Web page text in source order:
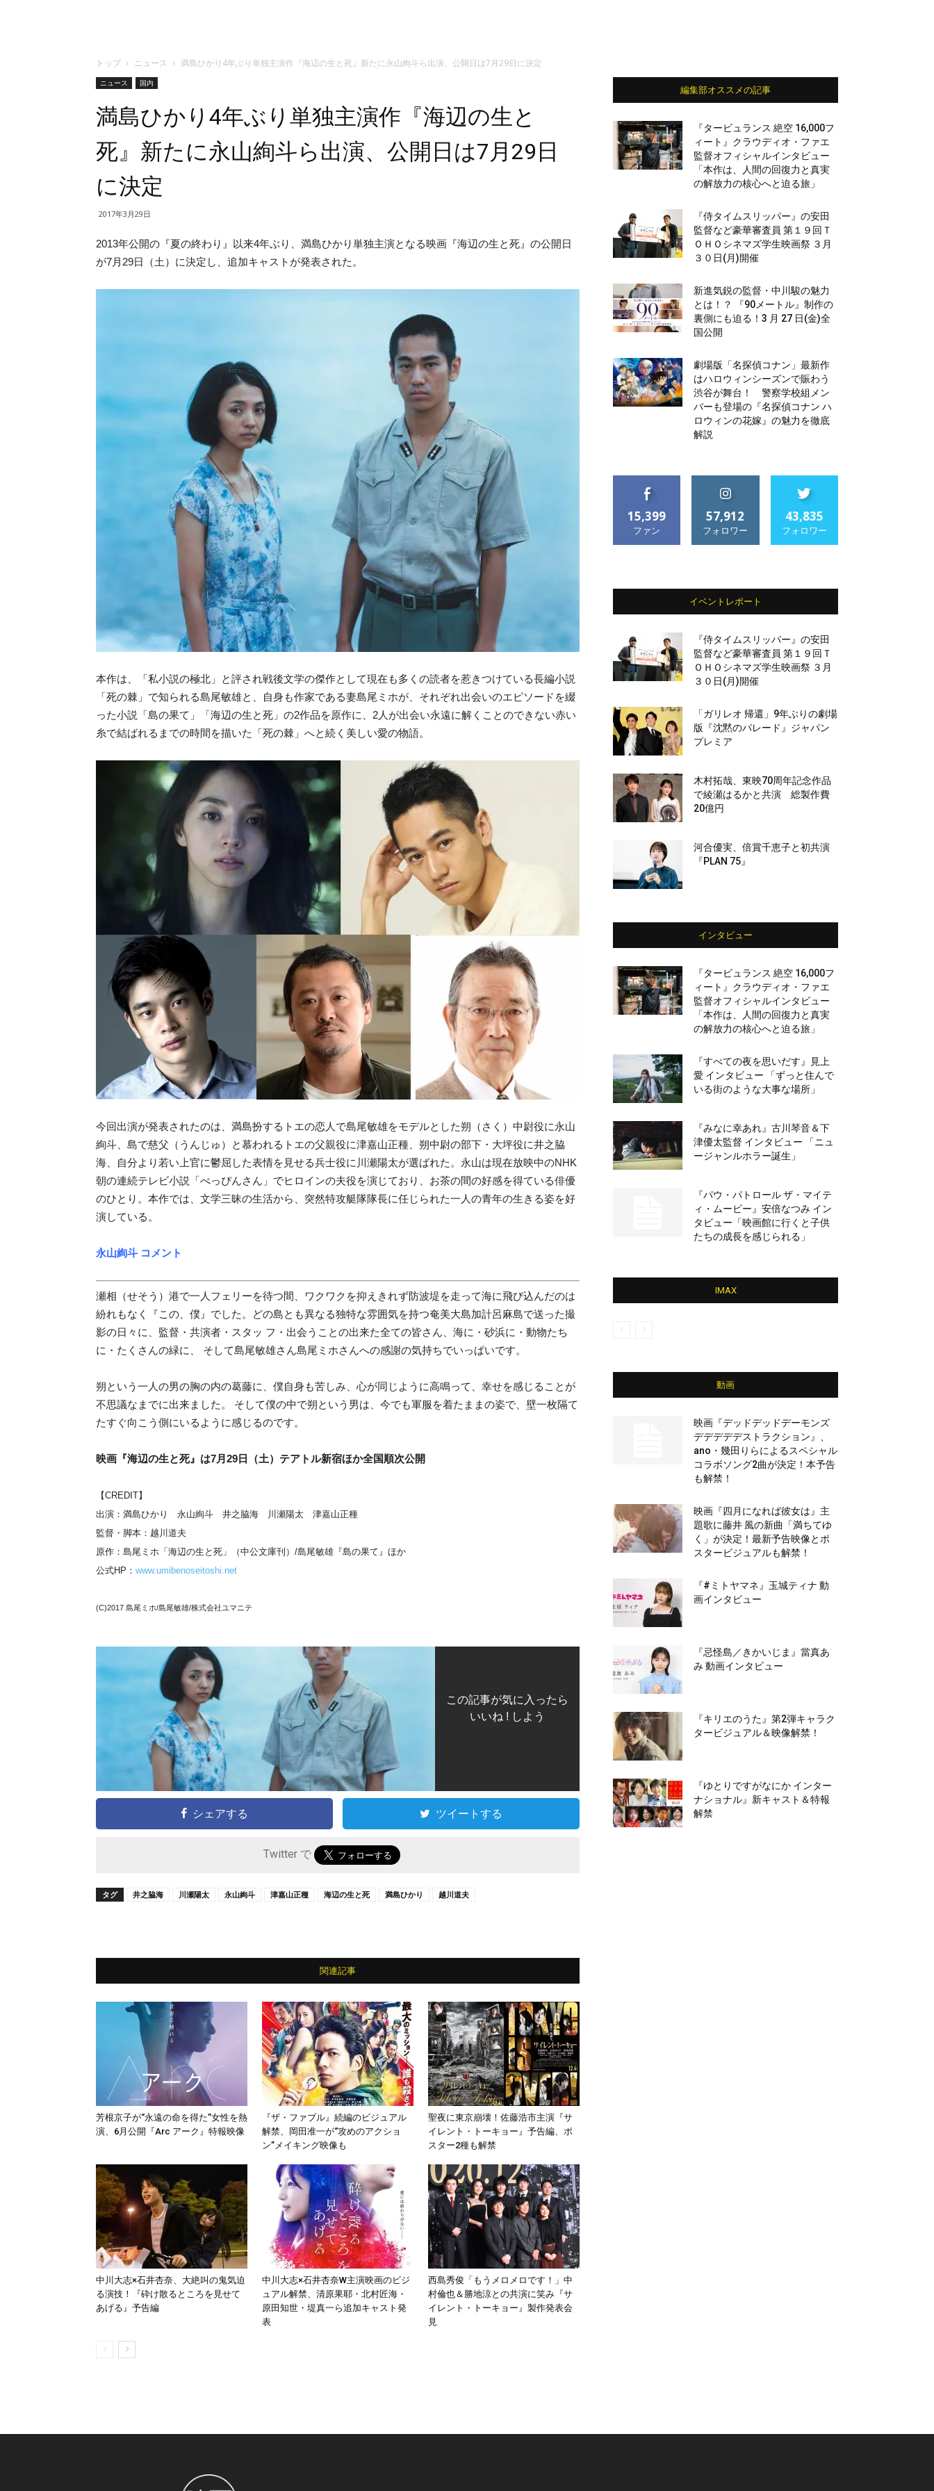
トップ ニュース 満島ひかり4年ぶり単独主演作『海辺の生と死』新たに永山絢斗ら出演、公開日は7月29日に決定
ニュース 国内
満島ひかり4年ぶり単独主演作『海辺の生と
死』新たに永山絢斗ら出演、公開日は7月29日
に決定
2017年3月29日
2013年公開の『夏の終わり』以来4年ぶり、満島ひかり単独主演となる映画『海辺の生と死』の公開日
が7月29日（土）に決定し、追加キャストが発表された。
本作は、「私小説の極北」と評され戦後文学の傑作として現在も多くの読者を惹きつけている長編小説
「死の棘」で知られる島尾敏雄と、自身も作家である妻島尾ミホが、それぞれ出会いのエピソードを綴
った小説「島の果て」「海辺の生と死」の2作品を原作に、2人が出会い永遠に解くことのできない赤い
糸で結ばれるまでの時間を描いた「死の棘」へと続く美しい愛の物語。
今回出演が発表されたのは、満島扮するトエの恋人で島尾敏雄をモデルとした朔（さく）中尉役に永山
絢斗、島で慈父（うんじゅ）と慕われるトエの父親役に津嘉山正種、朔中尉の部下・大坪役に井之脇
海、自分より若い上官に鬱屈した表情を見せる兵士役に川瀬陽太が選ばれた。永山は現在放映中のNHK
朝の連続テレビ小説「べっぴんさん」でヒロインの夫役を演じており、お茶の間の好感を得ている俳優
のひとり。本作では、文学三昧の生活から、突然特攻艇隊隊長に任じられた一人の青年の生きる姿を好
演している。
永山絢斗 コメント
瀬相（せそう）港で一人フェリーを待つ間、ワクワクを抑えきれず防波堤を走って海に飛び込んだのは
紛れもなく『この、僕』でした。どの島とも異なる独特な雰囲気を持つ奄美大島加計呂麻島で送った撮
影の日々に、監督・共演者・スタッ フ・出会うことの出来た全ての皆さん、海に・砂浜に・動物たち
に・たくさんの緑に、 そして島尾敏雄さん島尾ミホさんへの感謝の気持ちでいっぱいです。
朔という一人の男の胸の内の葛藤に、僕自身も苦しみ、心が同じように高鳴って、幸せを感じることが
不思議なまでに出来ました。 そして僕の中で朔という男は、今でも軍服を着たままの姿で、壁一枚隔て
たすぐ向こう側にいるように感じるのです。
映画『海辺の生と死』は7月29日（土）テアトル新宿ほか全国順次公開
【CREDIT】
出演：満島ひかり 永山絢斗 井之脇海 川瀬陽太 津嘉山正種
監督・脚本：越川道夫
原作：島尾ミホ「海辺の生と死」（中公文庫刊）/島尾敏雄『島の果て』ほか
公式HP： www.umibenoseitoshi.net
(C)2017 島尾ミホ/島尾敏雄/株式会社ユマニテ
この記事が気に入ったら
いいね ! しよう
シェアする ツイートする
Twitter で
タグ 井之脇海 川瀬陽太 永山絢斗 津嘉山正種 海辺の生と死 満島ひかり 越川道夫
関連記事
芳根京子が“永遠の命を得た”女性を熱
演、6月公開『Arc アーク』特報映像
『ザ・ファブル』続編のビジュアル
解禁、岡田准一が“攻めのアクショ
ン”メイキング映像も
聖夜に東京崩壊！佐藤浩市主演『サ
イレント・トーキョー』予告編、ポ
スター2種も解禁
中川大志×石井杏奈、大絶叫の鬼気迫
る演技！『砕け散るところを見せて
あげる』予告編
中川大志×石井杏奈W主演映画のビジ
ュアル解禁、清原果耶・北村匠海・
原田知世・堤真一ら追加キャスト発
表
西島秀俊「もうメロメロです！」中
村倫也＆勝地涼との共演に笑み『サ
イレント・トーキョー』製作発表会
見
編集部オススメの記事
『タービュランス 絶空 16,000フ
ィート』クラウディオ・ファエ
監督オフィシャルインタビュー
「本作は、人間の回復力と真実
の解放力の核心へと迫る旅」
『侍タイムスリッパー』の安田
監督など豪華審査員 第１９回Ｔ
ＯＨＯシネマズ学生映画祭 ３月
３０日(月)開催
新進気鋭の監督・中川駿の魅力
とは！？ 『90メートル』制作の
裏側にも迫る！3 月 27 日(金)全
国公開
劇場版「名探偵コナン」最新作
はハロウィンシーズンで賑わう
渋谷が舞台！ 警察学校組メン
バーも登場の『名探偵コナン ハ
ロウィンの花嫁』の魅力を徹底
解説
15,399
ファン
57,912
フォロワー
43,835
フォロワー
イベントレポート
『侍タイムスリッパー』の安田
監督など豪華審査員 第１９回Ｔ
ＯＨＯシネマズ学生映画祭 ３月
３０日(月)開催
「ガリレオ 帰還」9年ぶりの劇場
版『沈黙のパレード』ジャパン
プレミア
木村拓哉、東映70周年記念作品
で綾瀬はるかと共演 総製作費
20億円
河合優実、倍賞千恵子と初共演
『PLAN 75』
インタビュー
『タービュランス 絶空 16,000フ
ィート』クラウディオ・ファエ
監督オフィシャルインタビュー
「本作は、人間の回復力と真実
の解放力の核心へと迫る旅」
『すべての夜を思いだす』見上
愛 インタビュー 「ずっと住んで
いる街のような大事な場所」
『みなに幸あれ』古川琴音＆下
津優太監督 インタビュー 「ニュ
ージャンルホラー誕生」
『パウ・パトロール ザ・マイテ
ィ・ムービー』安倍なつみ イン
タビュー「映画館に行くと子供
たちの成長を感じられる」
IMAX
動画
映画『デッドデッドデーモンズ
デデデデデストラクション』、
ano・幾田りらによるスペシャル
コラボソング2曲が決定！本予告
も解禁！
映画『四月になれば彼女は』主
題歌に藤井 風の新曲「満ちてゆ
く」が決定！最新予告映像とポ
スタービジュアルも解禁！
『#ミトヤマネ』玉城ティナ 動
画インタビュー
『忌怪島／きかいじま』當真あ
み 動画インタビュー
『キリエのうた』第2弾キャラク
タービジュアル＆映像解禁！
『ゆとりですがなにか インター
ナショナル』新キャスト＆特報
解禁